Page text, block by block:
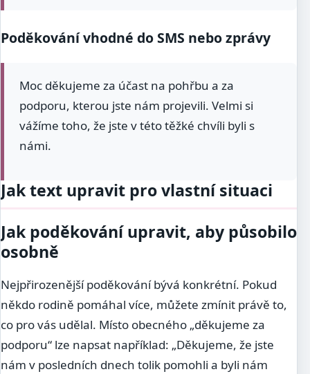
Poděkování vhodné do SMS nebo zprávy
Moc děkujeme za účast na pohřbu a za
podporu, kterou jste nám projevili. Velmi si
vážíme toho, že jste v této těžké chvíli byli s
námi.
Jak text upravit pro vlastní situaci
Jak poděkování upravit, aby působilo
osobně
Nejpřirozenější poděkování bývá konkrétní. Pokud
někdo rodině pomáhal více, můžete zmínit právě to,
co pro vás udělal. Místo obecného „děkujeme za
podporu“ lze napsat například: „Děkujeme, že jste
nám v posledních dnech tolik pomohli a byli nám